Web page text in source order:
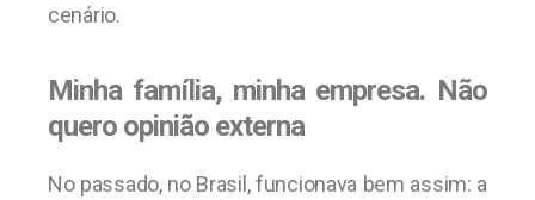
cenário.
Minha família, minha empresa. Não
quero opinião externa
No passado, no Brasil, funcionava bem assim: a